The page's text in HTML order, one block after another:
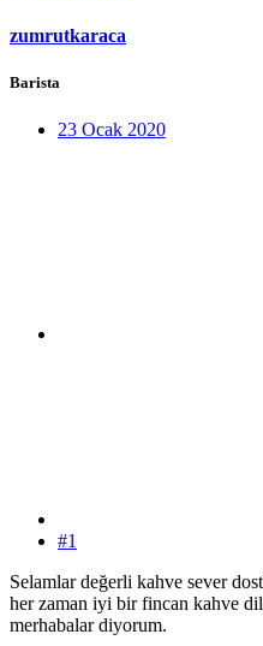
zumrutkaraca
Barista
23 Ocak 2020
#1
Selamlar değerli kahve sever
her zaman iyi bir fincan kahve
merhabalar diyorum.